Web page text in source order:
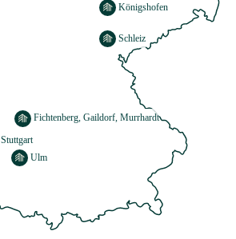
Königshofen
Stuttgart
Fichtenberg, Gaildorf, Murrhardt
Ulm
Schleiz